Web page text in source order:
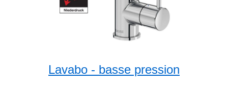
Lavabo - basse pression